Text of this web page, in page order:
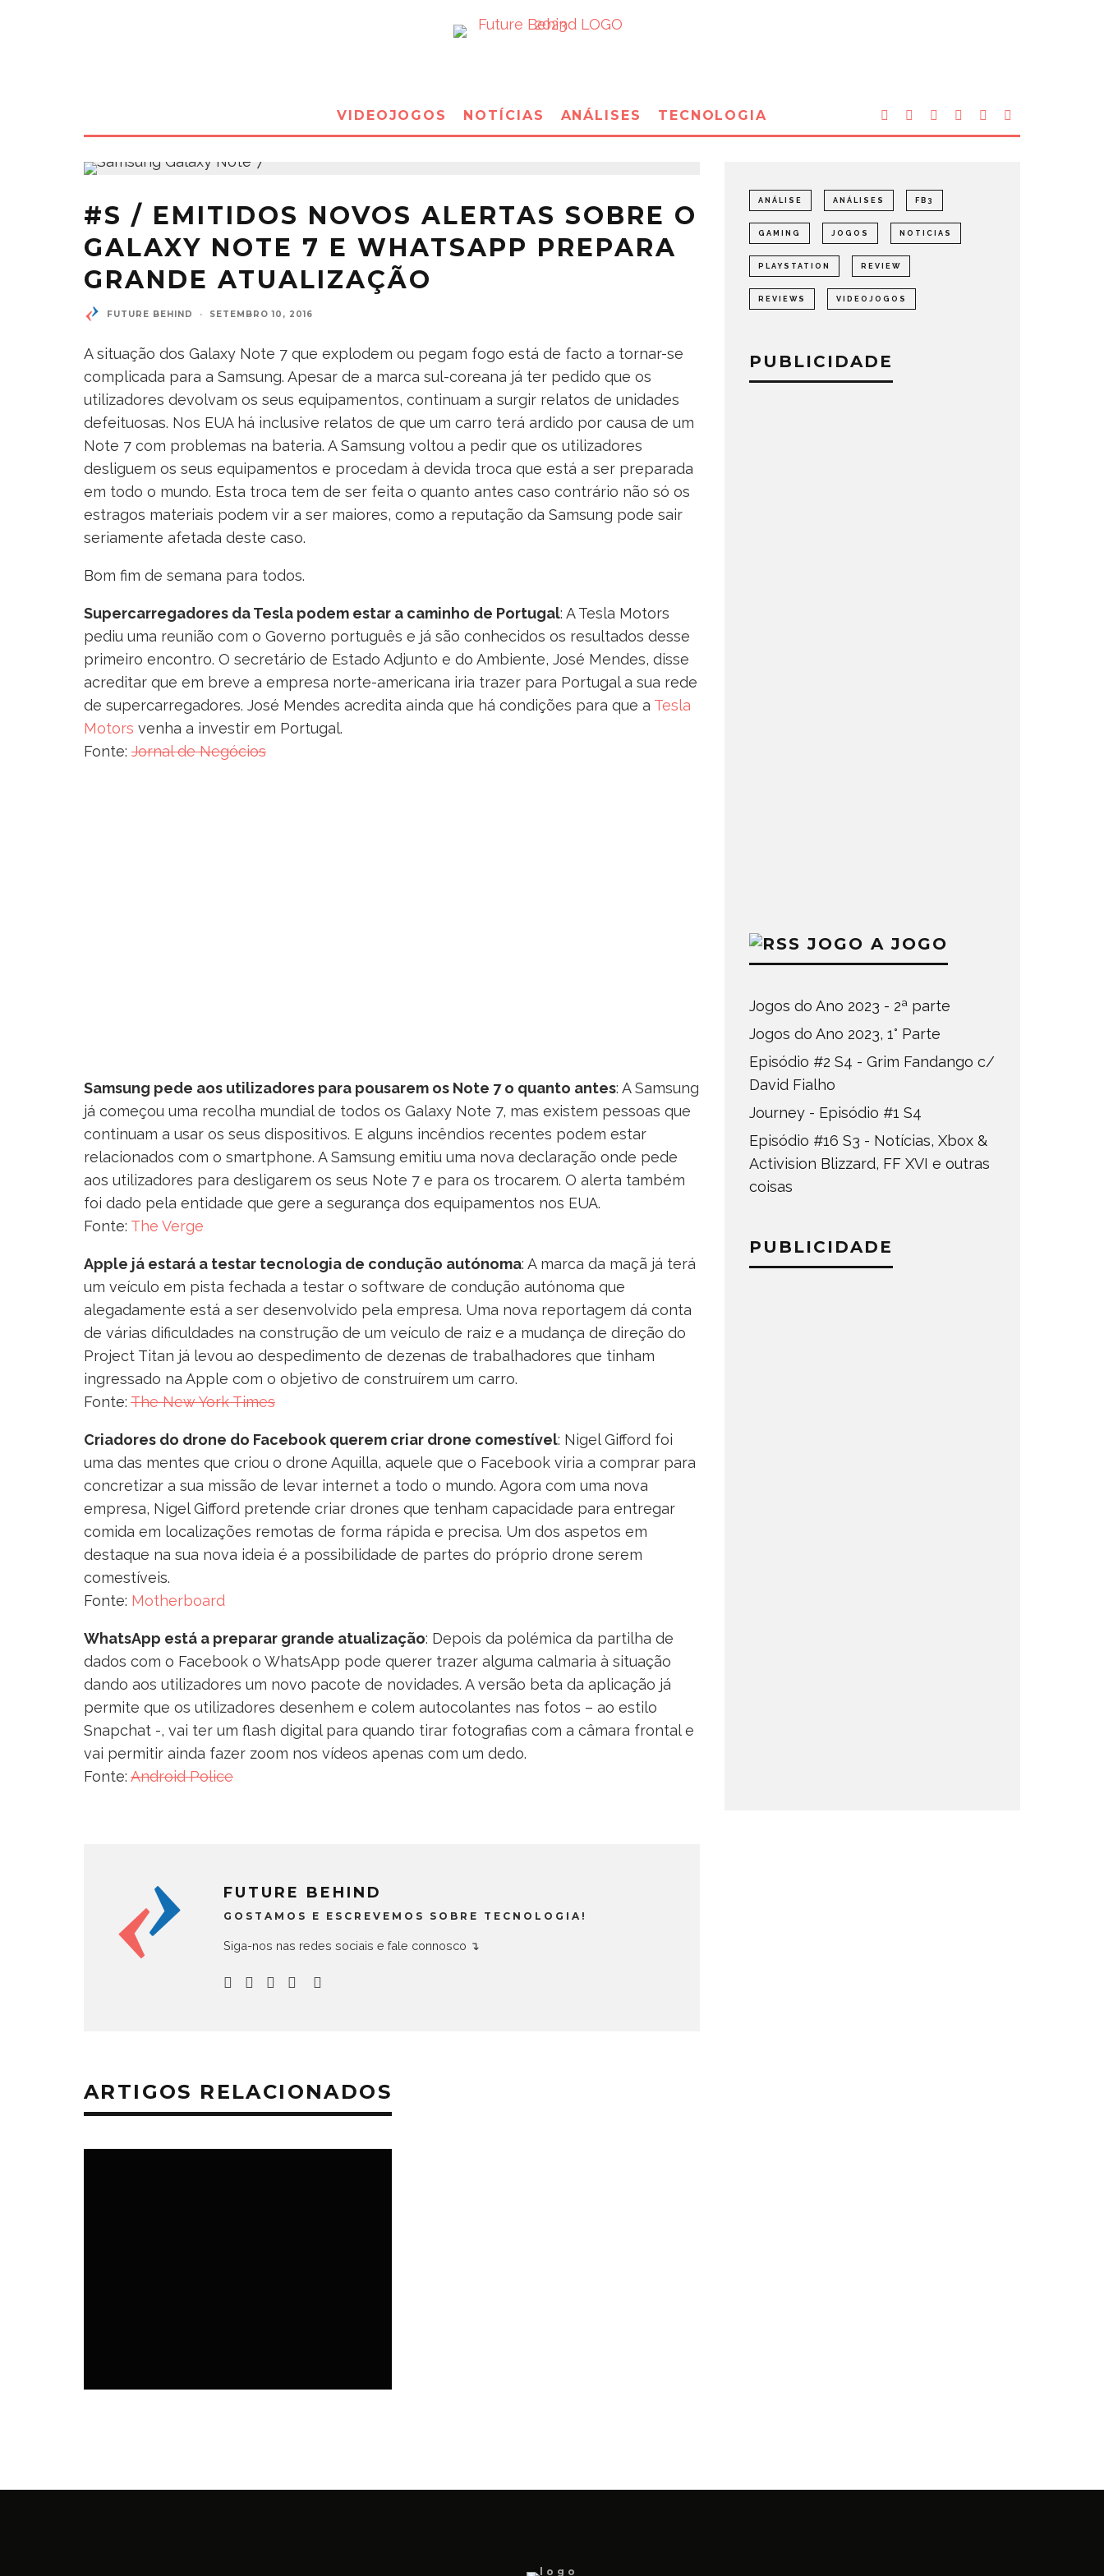
VIDEOJOGOS NOTÍCIAS ANÁLISES TECNOLOGIA
#S / EMITIDOS NOVOS ALERTAS SOBRE O
GALAXY NOTE 7 E WHATSAPP PREPARA
GRANDE ATUALIZAÇÃO
FUTURE BEHIND · SETEMBRO 10, 2016
A situação dos Galaxy Note 7 que explodem ou pegam fogo está de facto a tornar-se
complicada para a Samsung. Apesar de a marca sul-coreana já ter pedido que os
utilizadores devolvam os seus equipamentos, continuam a surgir relatos de unidades
defeituosas. Nos EUA há inclusive relatos de que um carro terá ardido por causa de um
Note 7 com problemas na bateria. A Samsung voltou a pedir que os utilizadores
desliguem os seus equipamentos e procedam à devida troca que está a ser preparada
em todo o mundo. Esta troca tem de ser feita o quanto antes caso contrário não só os
estragos materiais podem vir a ser maiores, como a reputação da Samsung pode sair
seriamente afetada deste caso.
Bom fim de semana para todos.
Supercarregadores da Tesla podem estar a caminho de Portugal: A Tesla Motors
pediu uma reunião com o Governo português e já são conhecidos os resultados desse
primeiro encontro. O secretário de Estado Adjunto e do Ambiente, José Mendes, disse
acreditar que em breve a empresa norte-americana iria trazer para Portugal a sua rede
de supercarregadores. José Mendes acredita ainda que há condições para que a Tesla
Motors venha a investir em Portugal.
Fonte: Jornal de Negócios
Samsung pede aos utilizadores para pousarem os Note 7 o quanto antes: A Samsung
já começou uma recolha mundial de todos os Galaxy Note 7, mas existem pessoas que
continuam a usar os seus dispositivos. E alguns incêndios recentes podem estar
relacionados com o smartphone. A Samsung emitiu uma nova declaração onde pede
aos utilizadores para desligarem os seus Note 7 e para os trocarem. O alerta também
foi dado pela entidade que gere a segurança dos equipamentos nos EUA.
Fonte: The Verge
Apple já estará a testar tecnologia de condução autónoma: A marca da maçã já terá
um veículo em pista fechada a testar o software de condução autónoma que
alegadamente está a ser desenvolvido pela empresa. Uma nova reportagem dá conta
de várias dificuldades na construção de um veículo de raiz e a mudança de direção do
Project Titan já levou ao despedimento de dezenas de trabalhadores que tinham
ingressado na Apple com o objetivo de construírem um carro.
Fonte: The New York Times
Criadores do drone do Facebook querem criar drone comestível: Nigel Gifford foi
uma das mentes que criou o drone Aquilla, aquele que o Facebook viria a comprar para
concretizar a sua missão de levar internet a todo o mundo. Agora com uma nova
empresa, Nigel Gifford pretende criar drones que tenham capacidade para entregar
comida em localizações remotas de forma rápida e precisa. Um dos aspetos em
destaque na sua nova ideia é a possibilidade de partes do próprio drone serem
comestíveis.
Fonte: Motherboard
WhatsApp está a preparar grande atualização: Depois da polémica da partilha de
dados com o Facebook o WhatsApp pode querer trazer alguma calmaria à situação
dando aos utilizadores um novo pacote de novidades. A versão beta da aplicação já
permite que os utilizadores desenhem e colem autocolantes nas fotos – ao estilo
Snapchat -, vai ter um flash digital para quando tirar fotografias com a câmara frontal e
vai permitir ainda fazer zoom nos vídeos apenas com um dedo.
Fonte: Android Police
FUTURE BEHIND
GOSTAMOS E ESCREVEMOS SOBRE TECNOLOGIA!
Siga-nos nas redes sociais e fale connosco ↴
ARTIGOS RELACIONADOS
ANÁLISE ANÁLISES FB3
GAMING JOGOS NOTICIAS
PLAYSTATION REVIEW
REVIEWS VIDEOJOGOS
PUBLICIDADE
JOGO A JOGO
Jogos do Ano 2023 - 2ª parte
Jogos do Ano 2023, 1° Parte
Episódio #2 S4 - Grim Fandango c/
David Fialho
Journey - Episódio #1 S4
Episódio #16 S3 - Notícias, Xbox &
Activision Blizzard, FF XVI e outras
coisas
PUBLICIDADE